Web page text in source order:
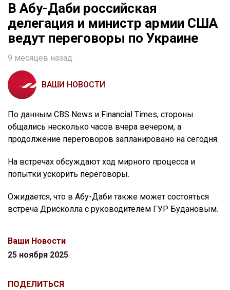
В Абу-Даби российская
делегация и министр армии США
ведут переговоры по Украине
9 месяцев назад
ВАШИ НОВОСТИ
По данным CBS News и Financial Times, стороны
общались несколько часов вчера вечером, а
продолжение переговоров запланировано на сегодня.
На встречах обсуждают ход мирного процесса и
попытки ускорить переговоры.
Ожидается, что в Абу-Даби также может состояться
встреча Дрисколла с руководителем ГУР Будановым.
Ваши Новости
25 ноября 2025
ПОДЕЛИТЬСЯ